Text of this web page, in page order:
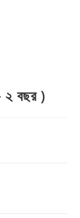
২ বছর )